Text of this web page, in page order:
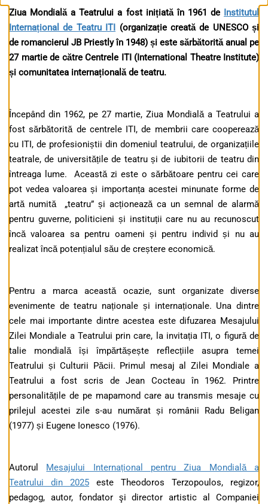
Ziua Mondială a Teatrului a fost inițiată în 1961 de Institutul
Internațional de Teatru ITI (organizație creată de UNESCO și
de romancierul JB Priestly în 1948) și este sărbătorită anual pe
27 martie de către Centrele ITI (International Theatre Institute)
și comunitatea internațională de teatru.
Începând din 1962, pe 27 martie, Ziua Mondială a Teatrului a
fost sărbătorită de centrele ITI, de membrii care cooperează
cu ITI, de profesioniștii din domeniul teatrului, de organizațiile
teatrale, de universitățile de teatru și de iubitorii de teatru din
întreaga lume. Această zi este o sărbătoare pentru cei care
pot vedea valoarea și importanța acestei minunate forme de
artă numită „teatru” și acționează ca un semnal de alarmă
pentru guverne, politicieni și instituții care nu au recunoscut
încă valoarea sa pentru oameni și pentru individ și nu au
realizat încă potențialul său de creștere economică.
Pentru a marca această ocazie, sunt organizate diverse
evenimente de teatru naționale și internaționale. Una dintre
cele mai importante dintre acestea este difuzarea Mesajului
Zilei Mondiale a Teatrului prin care, la invitația ITI, o figură de
talie mondială își împărtășește reflecțiile asupra temei
Teatrului și Culturii Păcii. Primul mesaj al Zilei Mondiale a
Teatrului a fost scris de Jean Cocteau în 1962. Printre
personalitățile de pe mapamond care au transmis mesaje cu
prilejul acestei zile s-au numărat și românii Radu Beligan
(1977) și Eugene Ionesco (1976).
Autorul Mesajului Internațional pentru Ziua Mondială a
Teatrului din 2025 este Theodoros Terzopoulos, regizor,
pedagog, autor, fondator şi director artistic al Companiei